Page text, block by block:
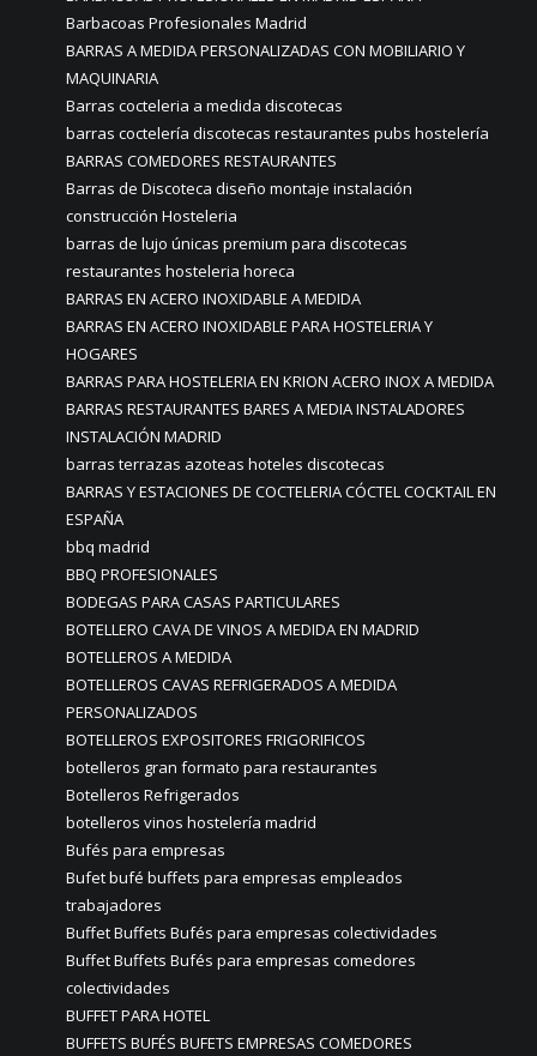
Barbacoas Profesionales Madrid
BARRAS A MEDIDA PERSONALIZADAS CON MOBILIARIO Y
MAQUINARIA
Barras cocteleria a medida discotecas
barras coctelería discotecas restaurantes pubs hostelería
BARRAS COMEDORES RESTAURANTES
Barras de Discoteca diseño montaje instalación
construcción Hosteleria
barras de lujo únicas premium para discotecas
restaurantes hosteleria horeca
BARRAS EN ACERO INOXIDABLE A MEDIDA
BARRAS EN ACERO INOXIDABLE PARA HOSTELERIA Y
HOGARES
BARRAS PARA HOSTELERIA EN KRION ACERO INOX A MEDIDA
BARRAS RESTAURANTES BARES A MEDIA INSTALADORES
INSTALACIÓN MADRID
barras terrazas azoteas hoteles discotecas
BARRAS Y ESTACIONES DE COCTELERIA CÓCTEL COCKTAIL EN
ESPAÑA
bbq madrid
BBQ PROFESIONALES
BODEGAS PARA CASAS PARTICULARES
BOTELLERO CAVA DE VINOS A MEDIDA EN MADRID
BOTELLEROS A MEDIDA
BOTELLEROS CAVAS REFRIGERADOS A MEDIDA
PERSONALIZADOS
BOTELLEROS EXPOSITORES FRIGORIFICOS
botelleros gran formato para restaurantes
Botelleros Refrigerados
botelleros vinos hostelería madrid
Bufés para empresas
Bufet bufé buffets para empresas empleados
trabajadores
Buffet Buffets Bufés para empresas colectividades
Buffet Buffets Bufés para empresas comedores
colectividades
BUFFET PARA HOTEL
BUFFETS BUFÉS BUFETS EMPRESAS COMEDORES